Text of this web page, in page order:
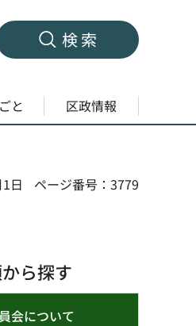
検索
と 区政情報
日 ページ番号：3779
ら探す
会について